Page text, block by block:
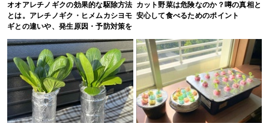
オオアレチノギクの効果的な駆除方法
とは。アレチノギク・ヒメムカシヨモ
ギとの違いや、発生原因・予防対策を
解説
カット野菜は危険なのか？噂の真相と
安心して食べるためのポイント